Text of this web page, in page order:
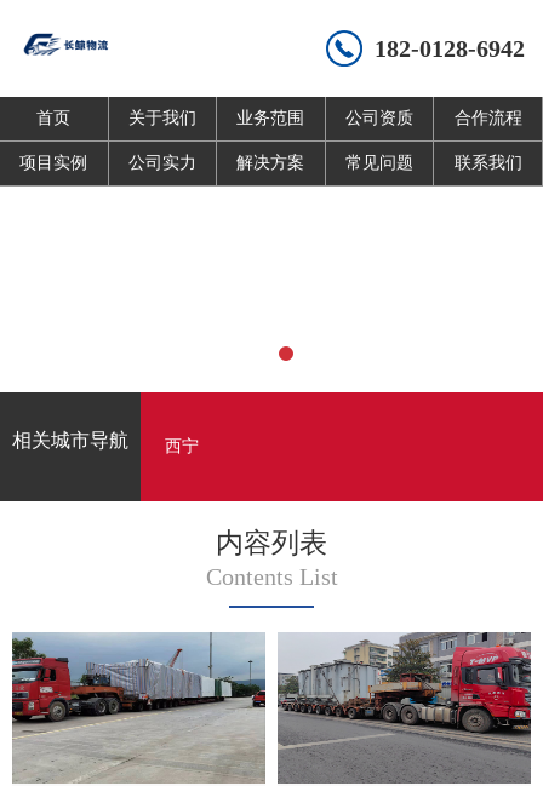
182-0128-6942
首页 关于我们 业务范围 公司资质 合作流程
项目实例 公司实力 解决方案 常见问题 联系我们
相关城市导航 西宁
内容列表
Contents List